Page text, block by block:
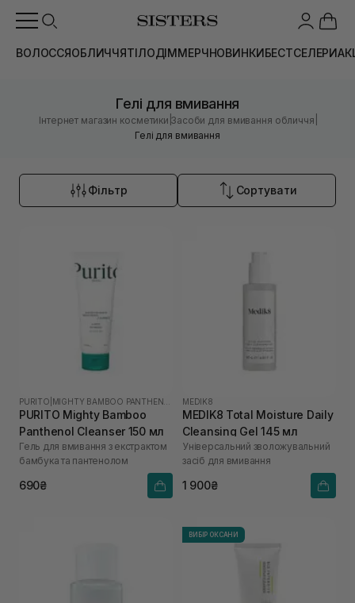
ВОЛОССЯОБЛИЧЧЯТІЛОДІММЕРЧНОВИНКИБЕСТСЕЛЕРИ
Гелі для вмивання
Інтернет магазин косметики Засоби для вмивання обличчя
Гелі для вмивання
Фільтр Сортувати
PURITO
PURITO Mighty Bamboo
Panthenol Cleanser 150 мл
Гель для вмивання з екстрактом
бамбука та пантенолом
690₴
MEDIK8
MEDIK8 Total Moisture Daily
Cleansing Gel 145 мл
Універсальний зволожувальний
засіб для вмивання
1 900₴
ВИБІР ОКСАНИ